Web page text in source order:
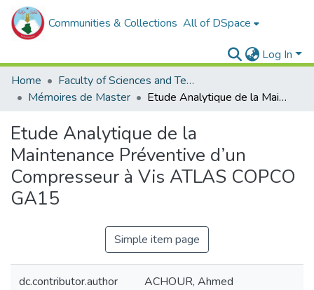
Communities & Collections All of DSpace
Log In
Home
Faculty of Sciences and Technology
Mémoires de Master
Etude Analytique de la Maintenance Préventive d’un Compresseur à Vis ATLAS COPCO GA15
Etude Analytique de la
Maintenance Préventive d’un
Compresseur à Vis ATLAS COPCO
GA15
Simple item page
dc.contributor.author ACHOUR, Ahmed